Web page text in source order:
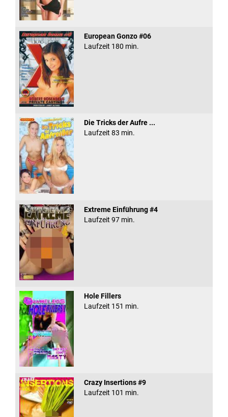
European Gonzo #06
Laufzeit 180 min.
Die Tricks der Aufre ...
Laufzeit 83 min.
Extreme Einführung #4
Laufzeit 97 min.
Hole Fillers
Laufzeit 151 min.
Crazy Insertions #9
Laufzeit 101 min.